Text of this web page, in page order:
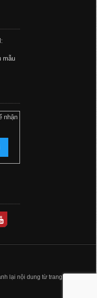
mẫu
nhận
lại nội dung từ trang web này